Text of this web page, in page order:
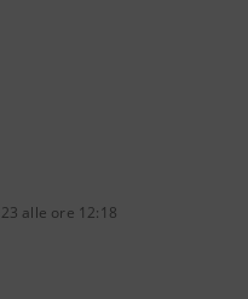
alle ore 12:18